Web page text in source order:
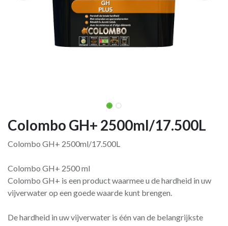
Colombo GH+ 2500ml/17.500L
Colombo GH+ 2500ml/17.500L
Colombo GH+ 2500 ml
Colombo GH+ is een product waarmee u de hardheid in uw
vijverwater op een goede waarde kunt brengen.
De hardheid in uw vijverwater is één van de belangrijkste